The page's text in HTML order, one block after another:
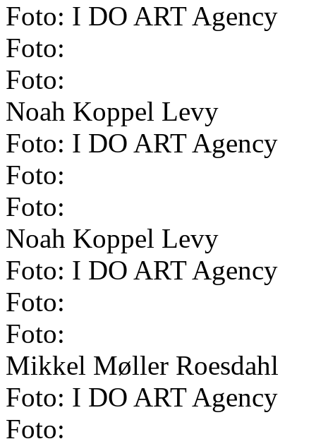
Foto: I DO ART Agency
Foto:
Foto:
Noah Koppel Levy
Foto: I DO ART Agency
Foto:
Foto:
Noah Koppel Levy
Foto: I DO ART Agency
Foto:
Foto:
Mikkel Møller Roesdahl
Foto: I DO ART Agency
Foto: